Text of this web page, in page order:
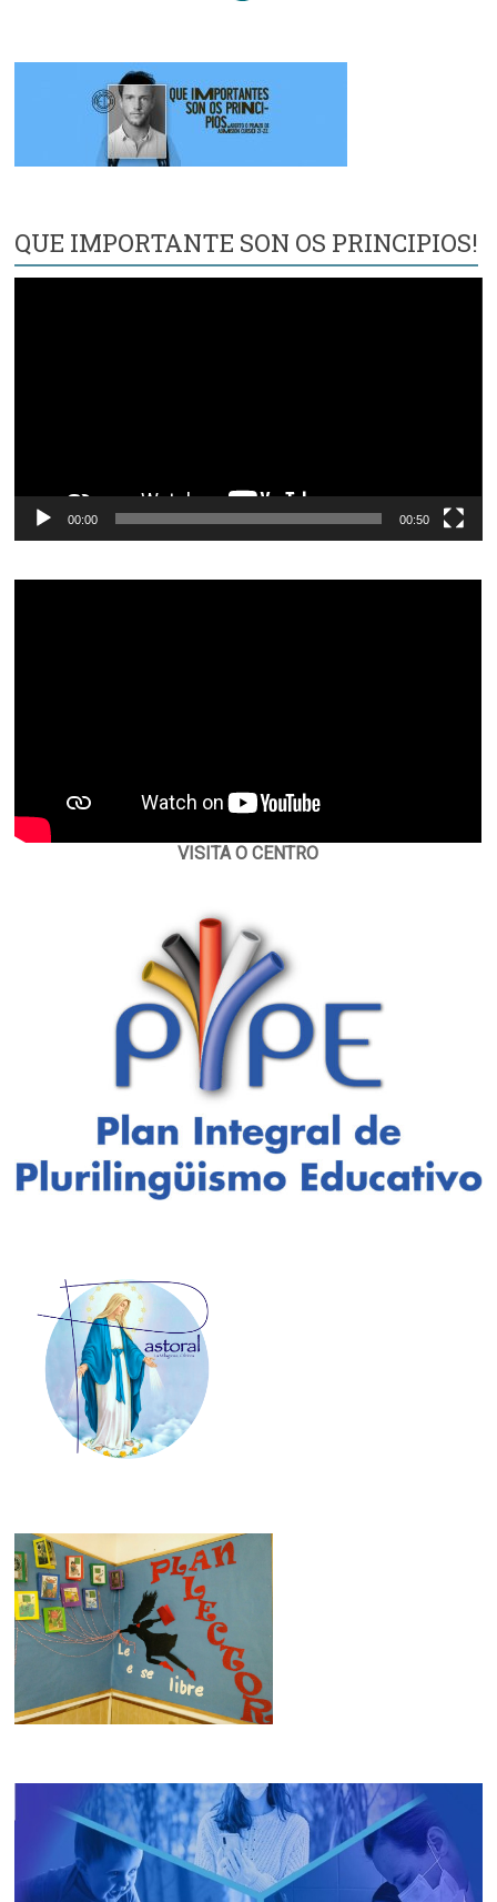
QUE IMPORTANTE SON OS PRINCIPIOS!
00:00 00:50
VISITA O CENTRO